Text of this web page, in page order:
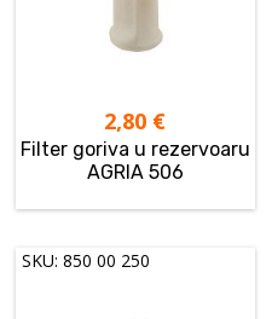
2,80 €
Filter goriva u rezervoaru
AGRIA 506
SKU: 850 00 250